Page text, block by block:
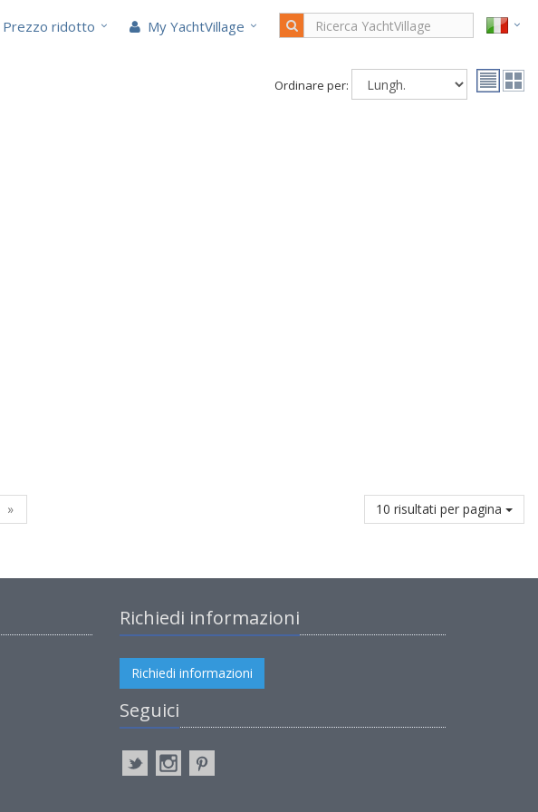
Prezzo ridotto My YachtVillage
Ordinare per:
» 10 risultati per pagina
Richiedi informazioni
Richiedi informazioni
Seguici